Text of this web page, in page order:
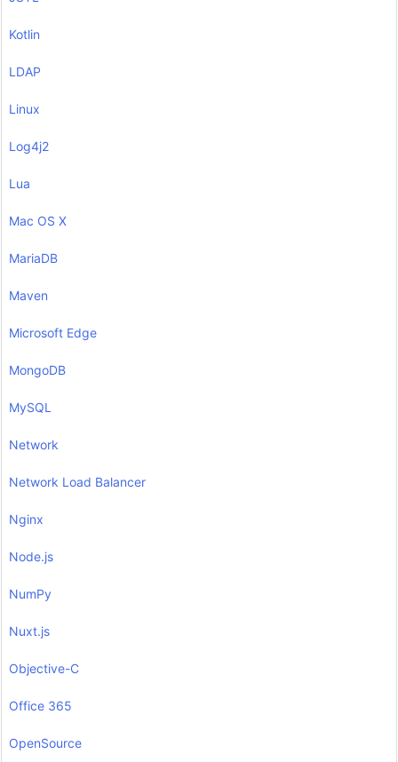
Kotlin
LDAP
Linux
Log4j2
Lua
Mac OS X
MariaDB
Maven
Microsoft Edge
MongoDB
MySQL
Network
Network Load Balancer
Nginx
Node.js
NumPy
Nuxt.js
Objective-C
Office 365
OpenSource